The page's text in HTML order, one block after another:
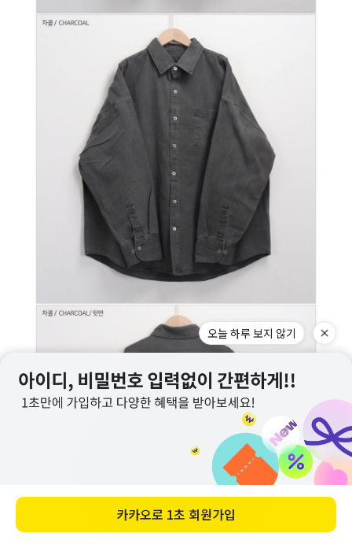
오늘 하루 보지 않기
카카오로 1초 회원가입